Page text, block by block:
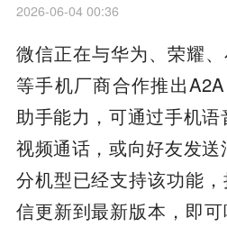
2026-06-04 00:36
微信正在与华为、荣耀
等手机厂商合作推出A2A
助手能力，可通过手机
视频通话，或向好友发
分机型已经支持该功能
信更新到最新版本，即